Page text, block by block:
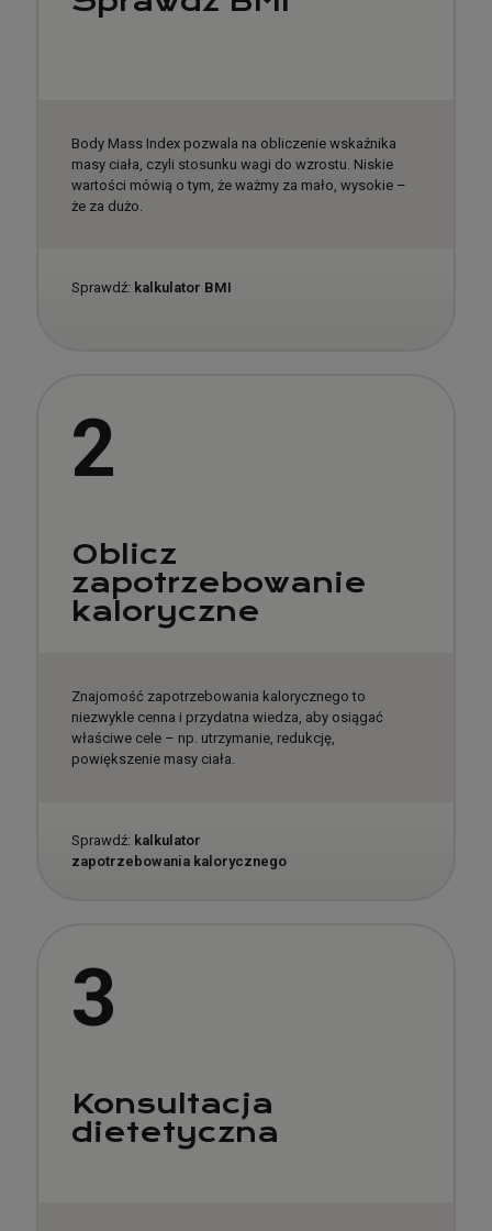
Body Mass Index pozwala na obliczenie wskaźnika
masy ciała, czyli stosunku wagi do wzrostu. Niskie
wartości mówią o tym, że ważmy za mało, wysokie –
że za dużo.
Sprawdź: kalkulator BMI
2
Oblicz
zapotrzebowanie
kaloryczne
Znajomość zapotrzebowania kalorycznego to
niezwykle cenna i przydatna wiedza, aby osiągać
właściwe cele – np. utrzymanie, redukcję,
powiększenie masy ciała.
Sprawdź: kalkulator
zapotrzebowania kalorycznego
3
Konsultacja
dietetyczna